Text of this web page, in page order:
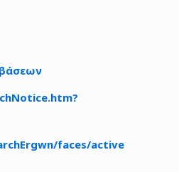
faces/active